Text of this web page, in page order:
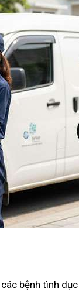
bệnh tình dục